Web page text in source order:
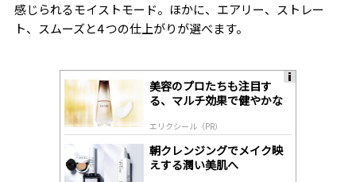
感じられるモイストモード。ほかに、エアリー、ストレー
ト、スムーズと4 つの仕上がりが選べます。
美容のプロたちも注目す
る、マルチ効果で健やかな
エリクシール（PR）
朝クレンジングでメイク映
えする潤い美肌へ